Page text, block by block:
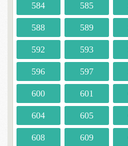
584 585
588 589
592 593
596 597
600 601
604 605
608 609